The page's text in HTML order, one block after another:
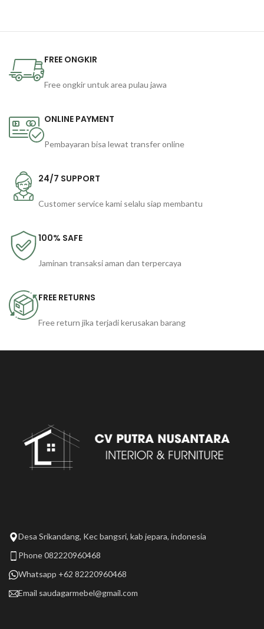
FREE ONGKIR
Free ongkir untuk area pulau jawa
ONLINE PAYMENT
Pembayaran bisa lewat transfer online
24/7 SUPPORT
Customer service kami selalu siap membantu
100% SAFE
Jaminan transaksi aman dan terpercaya
FREE RETURNS
Free return jika terjadi kerusakan barang
Desa Srikandang, Kec bangsri, kab jepara, indonesia
Phone 082220960468
Whatsapp +62 82220960468
Email saudagarmebel@gmail.com